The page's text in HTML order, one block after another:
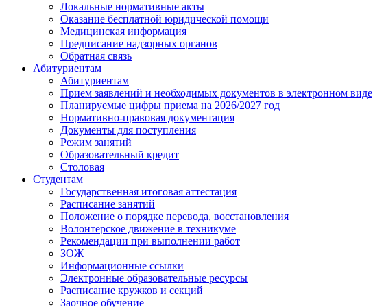
Локальные нормативные акты
Оказание бесплатной юридической помощи
Медицинская информация
Предписание надзорных органов
Обратная связь
Абитуриентам
Абитуриентам
Прием заявлений и необходимых документов в электронном виде
Планируемые цифры приема на 2026/2027 год
Нормативно-правовая документация
Документы для поступления
Режим занятий
Образовательный кредит
Столовая
Студентам
Государственная итоговая аттестация
Расписание занятий
Положение о порядке перевода, восстановления
Волонтерское движение в техникуме
Рекомендации при выполнении работ
ЗОЖ
Информационные ссылки
Электронные образовательные ресурсы
Расписание кружков и секций
Заочное обучение